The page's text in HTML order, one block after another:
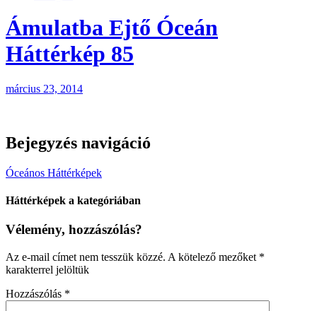
Ámulatba Ejtő Óceán
Háttérkép 85
március 23, 2014
Bejegyzés navigáció
Óceános Háttérképek
Háttérképek a kategóriában
Vélemény, hozzászólás?
Az e-mail címet nem tesszük közzé. A kötelező mezőket *
karakterrel jelöltük
Hozzászólás *